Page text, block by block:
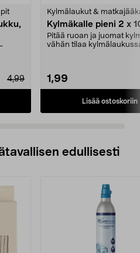
4,99
Kylmälaukut &
Kylmäkalle pieni 2 x
Pitää ruoan ja juomat
vähän tilaa
1,99
Lisää ostoskoriin
edullisesti